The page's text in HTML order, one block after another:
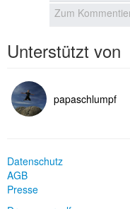
Zum
Unterstützt von
papaschlumpf
Datenschutz
AGB
Presse